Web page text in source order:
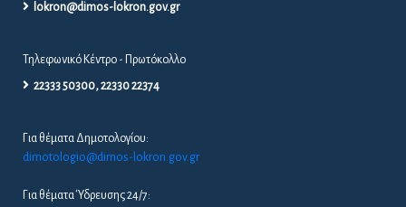
lokron@dimos-lokron.gov.gr
Τηλεφωνικό Κέντρο - Πρωτόκολλο
22333 50300, 22330 22374
Για θέματα Δημοτολογίου:
dimotologio@dimos-lokron.gov.gr
Για θέματα Ύδρευσης 24/7: